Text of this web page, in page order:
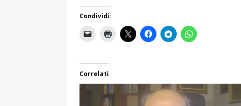
Condividi:
Correlati